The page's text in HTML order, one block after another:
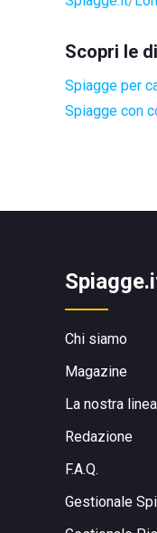
Scopri le
Spiagge per
Spiagge con
Chi siamo
Magazine
La nostra
Redazione
F.A.Q.
Gestionale